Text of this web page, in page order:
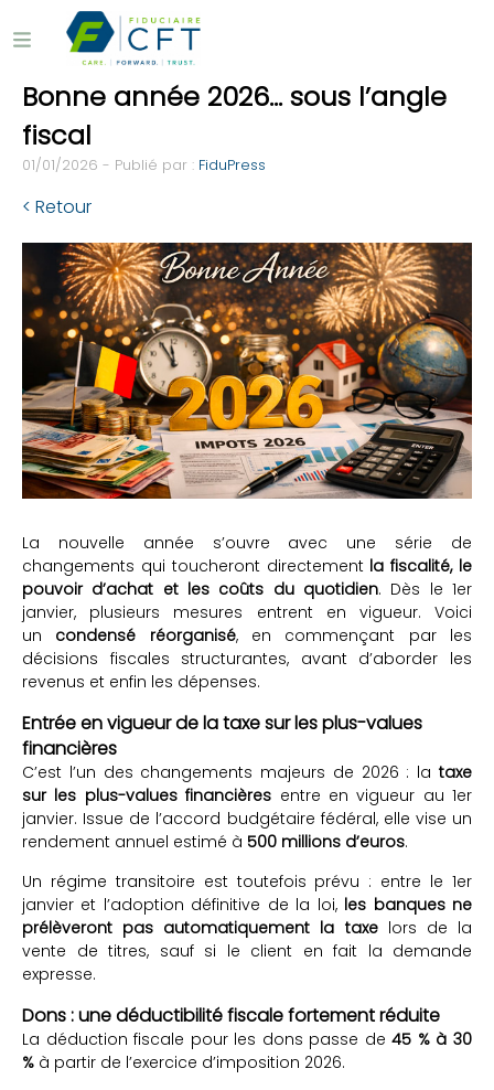
Bonne année 2026… sous l’angle
fiscal
01/01/2026 - Publié par : FiduPress
< Retour
La nouvelle année s’ouvre avec une série de
changements qui toucheront directement la fiscalité, le
pouvoir d’achat et les coûts du quotidien. Dès le 1er
janvier, plusieurs mesures entrent en vigueur. Voici
un condensé réorganisé, en commençant par les
décisions fiscales structurantes, avant d’aborder les
revenus et enfin les dépenses.
Entrée en vigueur de la taxe sur les plus-values
financières
C’est l’un des changements majeurs de 2026 : la taxe
sur les plus-values financières entre en vigueur au 1er
janvier. Issue de l’accord budgétaire fédéral, elle vise un
rendement annuel estimé à 500 millions d’euros.
Un régime transitoire est toutefois prévu : entre le 1er
janvier et l’adoption définitive de la loi, les banques ne
prélèveront pas automatiquement la taxelors de la
vente de titres, sauf si le client en fait la demande
expresse.
Dons : une déductibilité fiscale fortement réduite
La déduction fiscale pour les dons passe de45 % à 30
% à partir de l’exercice d’imposition 2026.